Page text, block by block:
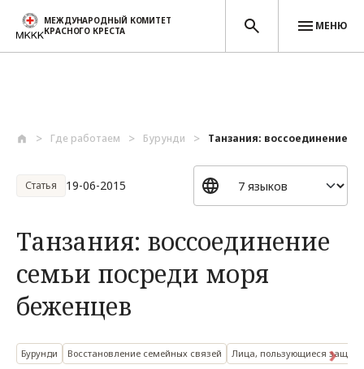
МЕЖДУНАРОДНЫЙ КОМИТЕТ
КРАСНОГО КРЕСТА
МЕНЮ
Где работаем Бурунди Танзания: воссоединение
Статья 19-06-2015
Танзания: воссоединение
семьи посреди моря
беженцев
Бурунди Восстановление семейных связей Лица, пользующиеся